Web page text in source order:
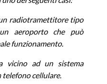
radiotramettitore tipo
aeroporto che può
funzionamento.
vicino ad un sistema
telefono cellulare.